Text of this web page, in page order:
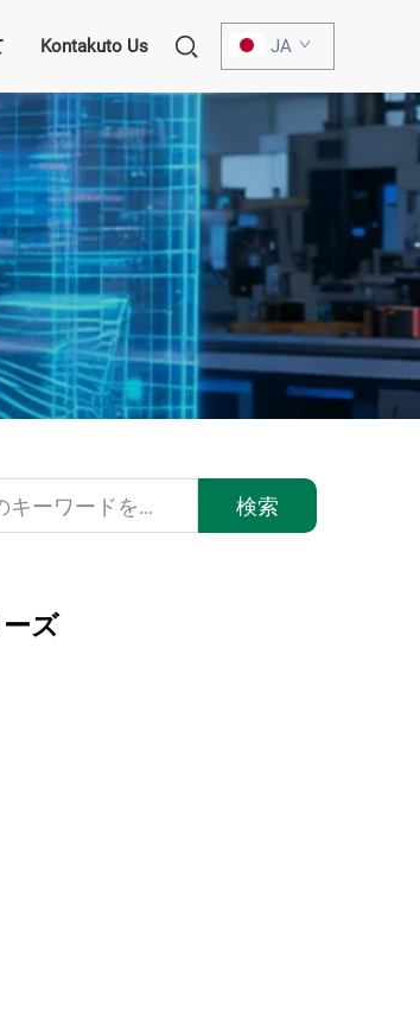
Kontakuto Us JA
検索
ーズ